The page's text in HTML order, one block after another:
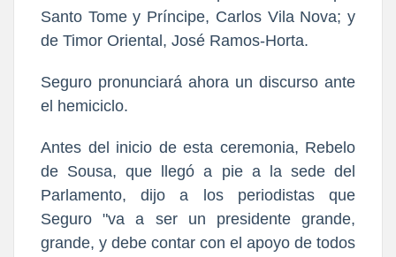
Santo Tome y Príncipe, Carlos Vila Nova; y
de Timor Oriental, José Ramos-Horta.
Seguro pronunciará ahora un discurso ante
el hemiciclo.
Antes del inicio de esta ceremonia, Rebelo
de Sousa, que llegó a pie a la sede del
Parlamento, dijo a los periodistas que
Seguro "va a ser un presidente grande,
grande, y debe contar con el apoyo de todos